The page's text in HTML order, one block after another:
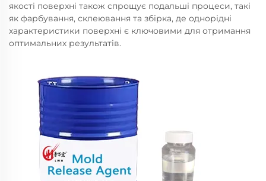
якості поверхні також спрощує подальші процеси, такі
як фарбування, склеювання та збірка, де однорідні
характеристики поверхні є ключовими для отримання
оптимальних результатів.